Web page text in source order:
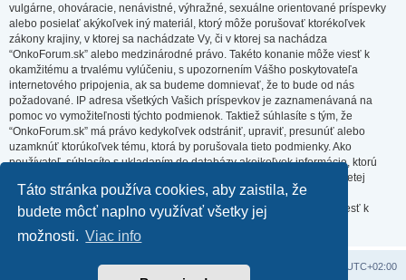
Táto stránka používa cookies, aby zaistila, že
budete môcť naplno využívať všetky jej
možnosti. Viac info
vulgárne, ohováracie, nenávistné, výhražné, sexuálne orientované príspevky
alebo posielať akýkoľvek iný materiál, ktorý môže porušovať ktorékoľvek
zákony krajiny, v ktorej sa nachádzate Vy, či v ktorej sa nachádza
“OnkoForum.sk” alebo medzinárodné právo. Takéto konanie môže viesť k
okamžitému a trvalému vylúčeniu, s upozornením Vášho poskytovateľa
internetového pripojenia, ak sa budeme domnievať, že to bude od nás
požadované. IP adresa všetkých Vašich príspevkov je zaznamenávaná na
pomoc vo vymožiteľnosti týchto podmienok. Taktiež súhlasíte s tým, že
“OnkoForum.sk” má právo kedykoľvek odstrániť, upraviť, presunúť alebo
uzamknúť ktorúkoľvek tému, ktorá by porušovala tieto podmienky. Ako
používateľ, súhlasíte s ukladaním do databázy akejkoľvek informácie, ktorú
vložíte. Hoci táto informácia nebude zverejnená/poskytnutá žiadnej tretej
strane bez Vášho súhlasu, ani “OnkoForum.sk” ani phpBB nenesú
zodpovednosť za akýkoľvek pokus o prienik (hacking), ktorý môže viesť k
Obsah portálu UTC+02:00